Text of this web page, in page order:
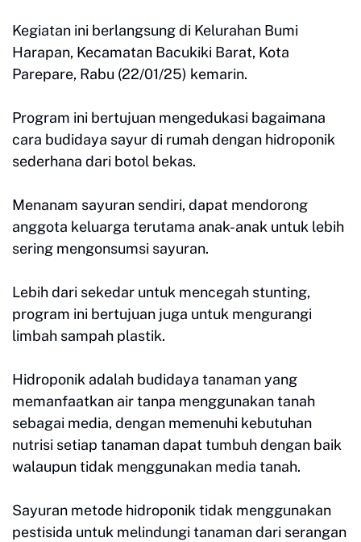
Kegiatan ini berlangsung di Kelurahan Bumi
Harapan, Kecamatan Bacukiki Barat, Kota
Parepare, Rabu (22/01/25) kemarin.
Program ini bertujuan mengedukasi bagaimana
cara budidaya sayur di rumah dengan hidroponik
sederhana dari botol bekas.
Menanam sayuran sendiri, dapat mendorong
anggota keluarga terutama anak-anak untuk lebih
sering mengonsumsi sayuran.
Lebih dari sekedar untuk mencegah stunting,
program ini bertujuan juga untuk mengurangi
limbah sampah plastik.
Hidroponik adalah budidaya tanaman yang
memanfaatkan air tanpa menggunakan tanah
sebagai media, dengan memenuhi kebutuhan
nutrisi setiap tanaman dapat tumbuh dengan baik
walaupun tidak menggunakan media tanah.
Sayuran metode hidroponik tidak menggunakan
pestisida untuk melindungi tanaman dari serangan